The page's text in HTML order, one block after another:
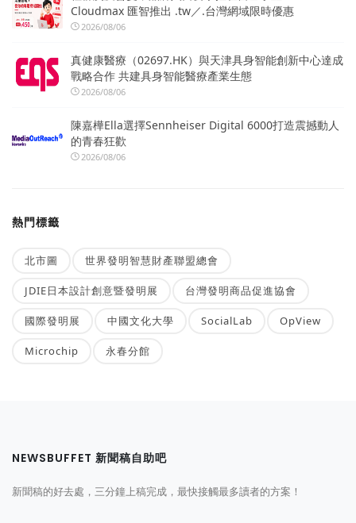
Cloudmax 匯智推出 .tw／.台灣網域限時優惠
2026/08/06
真健康醫療（02697.HK）與天津具身智能創新中心達成
戰略合作 共建具身智能醫療產業生態
2026/08/06
陳嘉樺Ella選擇Sennheiser Digital 6000打造震撼動人
的青春狂歡
2026/08/06
熱門標籤
北市圖 世界發明智慧財產聯盟總會
JDIE日本設計創意暨發明展 台灣發明商品促進協會
國際發明展 中國文化大學 SocialLab OpView
Microchip 永春分館
NEWSBUFFET 新聞稿自助吧
新聞稿的好去處，三分鐘上稿完成，最快接觸最多讀者的方案！